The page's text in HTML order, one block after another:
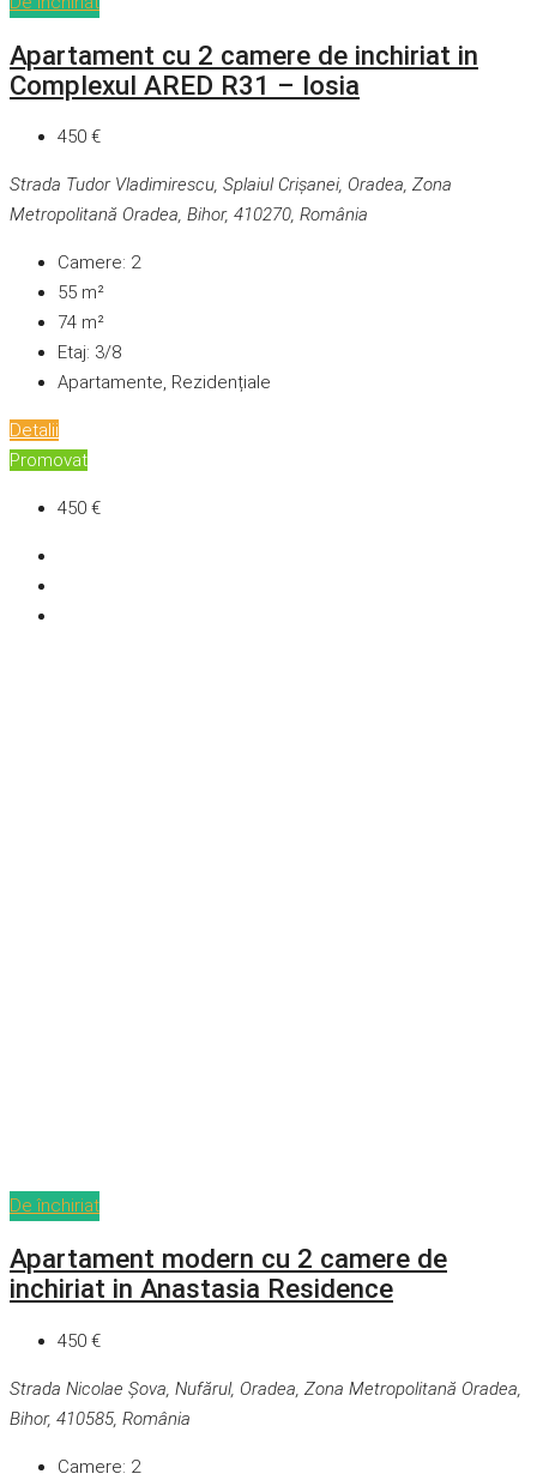
Apartament cu 2 camere de inchiriat in
Complexul ARED R31 – Iosia
450 €
Strada Tudor Vladimirescu, Splaiul Crișanei, Oradea, Zona
Metropolitană Oradea, Bihor, 410270, România
Camere: 2
55 m²
74 m²
Etaj: 3/8
Apartamente, Rezidențiale
Detalii
Promovat
450 €
De închiriat
Apartament modern cu 2 camere de
inchiriat in Anastasia Residence
450 €
Strada Nicolae Șova, Nufărul, Oradea, Zona Metropolitană Oradea,
Bihor, 410585, România
Camere: 2